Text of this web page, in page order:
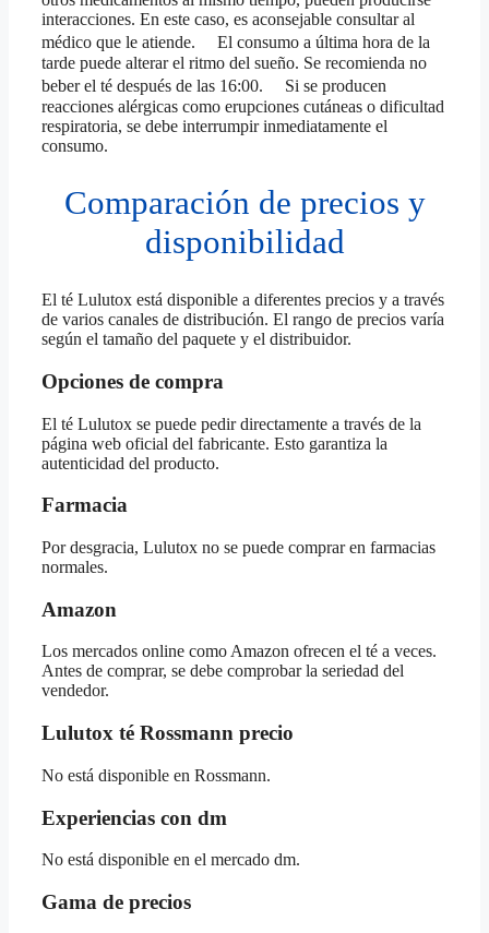
interacciones. En este caso, es aconsejable consultar al
médico que le atiende. El consumo a última hora de la
tarde puede alterar el ritmo del sueño. Se recomienda no
beber el té después de las 16:00. Si se producen
reacciones alérgicas como erupciones cutáneas o dificultad
respiratoria, se debe interrumpir inmediatamente el
consumo.
Comparación de precios y
disponibilidad
El té Lulutox está disponible a diferentes precios y a través
de varios canales de distribución. El rango de precios varía
según el tamaño del paquete y el distribuidor.
Opciones de compra
El té Lulutox se puede pedir directamente a través de la
página web oficial del fabricante. Esto garantiza la
autenticidad del producto.
Farmacia
Por desgracia, Lulutox no se puede comprar en farmacias
normales.
Amazon
Los mercados online como Amazon ofrecen el té a veces.
Antes de comprar, se debe comprobar la seriedad del
vendedor.
Lulutox té Rossmann precio
No está disponible en Rossmann.
Experiencias con dm
No está disponible en el mercado dm.
Gama de precios